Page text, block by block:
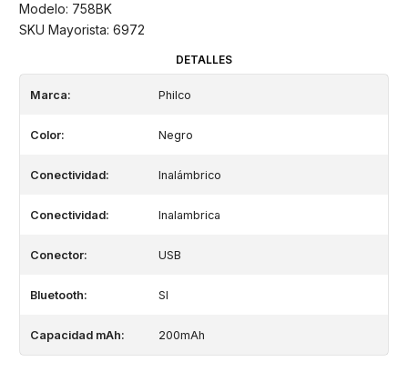
Modelo: 758BK
SKU Mayorista: 6972
DETALLES
Marca: Philco
Color: Negro
Conectividad: Inalámbrico
Conectividad: Inalambrica
Conector: USB
Bluetooth: SI
Capacidad mAh: 200mAh